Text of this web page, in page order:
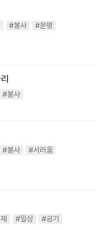
#봉사
#문명
#봉사
#봉사
#서러움
#일상
#공기